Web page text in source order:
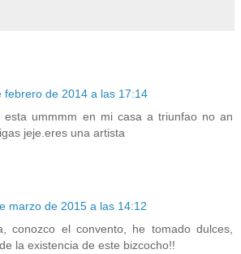
febrero de 2014 a las 17:14
esta ummmm en mi casa a triunfao no an
jeje.eres una artista
marzo de 2015 a las 14:12
conozco el convento, he tomado dulces,
la existencia de este bizcocho!!